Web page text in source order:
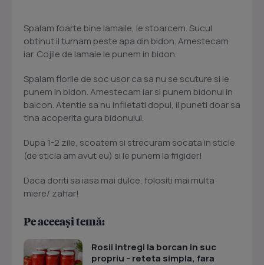
Spalam foarte bine lamaile, le stoarcem. Sucul
obtinut il turnam peste apa din bidon. Amestecam
iar. Cojile de lamaie le punem in bidon.
Spalam florile de soc usor ca sa nu se scuture si le
punem in bidon. Amestecam iar si punem bidonul in
balcon. Atentie sa nu infiletati dopul, il puneti doar sa
tina acoperita gura bidonului.
Dupa 1-2 zile, scoatem si strecuram socata in sticle
(de sticla am avut eu) si le punem la frigider!
Daca doriti sa iasa mai dulce, folositi mai multa
miere/ zahar!
Pe aceeași temă:
Rosii intregi la borcan in suc
propriu - reteta simpla, fara